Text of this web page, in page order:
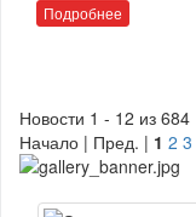
Подробнее
Новости 1 - 12 из 684
Начало | Пред. | 1 2 3